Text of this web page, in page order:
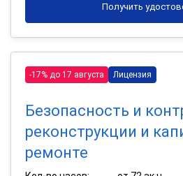
Получить
-17% до 17 августа Лицензия
Безопасность и
реконструкции и
ремонте